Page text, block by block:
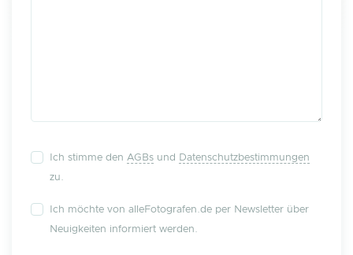
Ich stimme den AGBs und
Datenschutzbestimmungen
zu.
Ich möchte von alleFotografen.de per Newsletter über
Neuigkeiten informiert werden.